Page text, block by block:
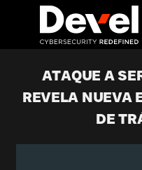
ATAQUE A
REVELA NUEVA
DE